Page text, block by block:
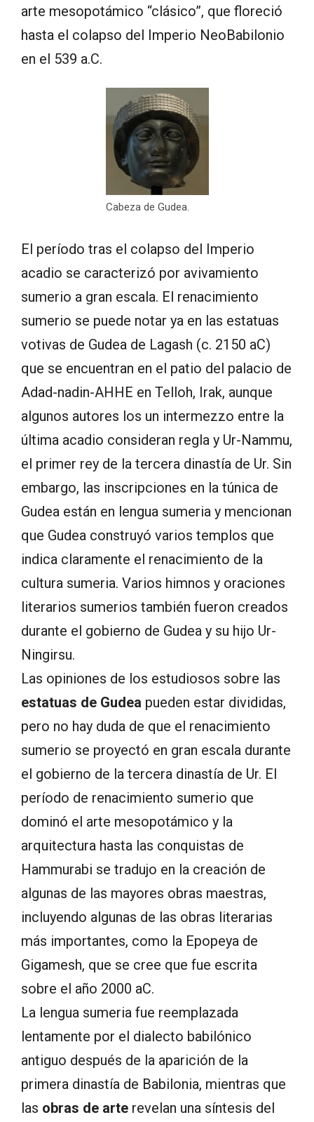
arte mesopotámico “clásico”, que floreció
hasta el colapso del Imperio NeoBabilonio
en el 539 a.C.
Cabeza de Gudea.
El período tras el colapso del Imperio
acadio se caracterizó por avivamiento
sumerio a gran escala. El renacimiento
sumerio se puede notar ya en las estatuas
votivas de Gudea de Lagash (c. 2150 aC)
que se encuentran en el patio del palacio de
Adad-nadin-AHHE en Telloh, Irak, aunque
algunos autores los un intermezzo entre la
última acadio consideran regla y Ur-Nammu,
el primer rey de la tercera dinastía de Ur. Sin
embargo, las inscripciones en la túnica de
Gudea están en lengua sumeria y mencionan
que Gudea construyó varios templos que
indica claramente el renacimiento de la
cultura sumeria. Varios himnos y oraciones
literarios sumerios también fueron creados
durante el gobierno de Gudea y su hijo Ur-
Ningirsu.
Las opiniones de los estudiosos sobre las
estatuas de Gudea pueden estar divididas,
pero no hay duda de que el renacimiento
sumerio se proyectó en gran escala durante
el gobierno de la tercera dinastía de Ur. El
período de renacimiento sumerio que
dominó el arte mesopotámico y la
arquitectura hasta las conquistas de
Hammurabi se tradujo en la creación de
algunas de las mayores obras maestras,
incluyendo algunas de las obras literarias
más importantes, como la Epopeya de
Gigamesh, que se cree que fue escrita
sobre el año 2000 aC.
La lengua sumeria fue reemplazada
lentamente por el dialecto babilónico
antiguo después de la aparición de la
primera dinastía de Babilonia, mientras que
las obras de arte revelan una síntesis del